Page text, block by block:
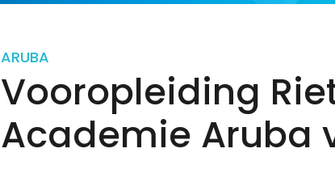
ARUBA
Vooropleiding
Academie Aruba